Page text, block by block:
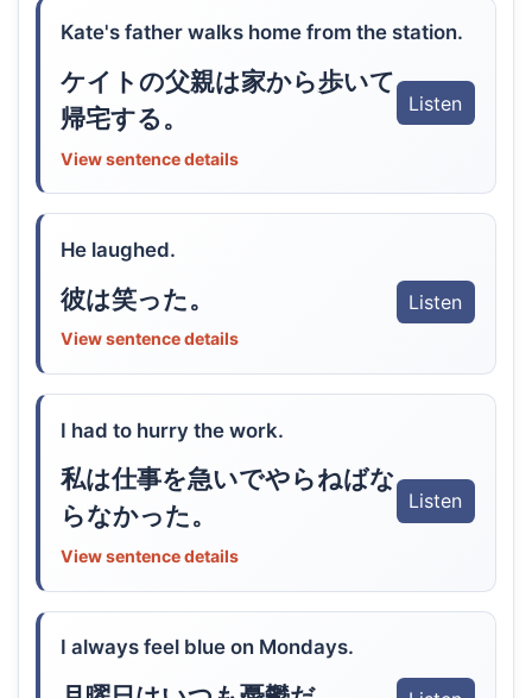
Kate's father walks home from the station.
ケイトの父親は家から歩いて
帰宅する。
Listen
View sentence details
He laughed.
彼は笑った。 Listen
View sentence details
I had to hurry the work.
私は仕事を急いでやらねばな
らなかった。
Listen
View sentence details
I always feel blue on Mondays.